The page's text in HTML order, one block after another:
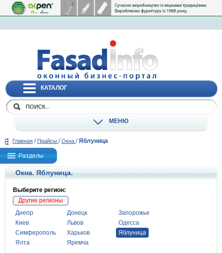
КАТАЛОГ
МЕНЮ
Главная / Прайсы / Окна / Яблуница
Разделы
Окна. Яблуница.
Выберите регион:
Другие регионы
Днепр
Донецк
Запорожье
Киев
Львов
Одесса
Симферополь
Харьков
Яблуница
Ялта
Яремча